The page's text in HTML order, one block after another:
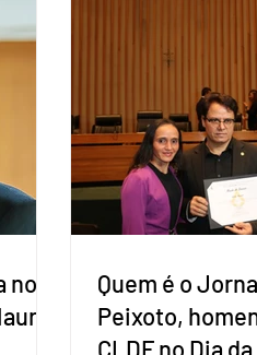
“Decidimos criar
que vai identificar
dois lados e evitar
empecilho para a
negociações de um
com a Coreia”, disse
no
Quem é o
Peixoto,
CLDF no Dia